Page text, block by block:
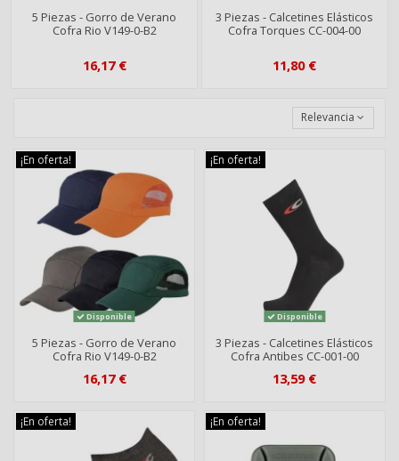
5 Piezas - Gorro de Verano
Cofra Rio V149-0-B2
16,17 €
3 Piezas - Calcetines Elásticos
Cofra Torques CC-004-00
11,80 €
Relevancia
¡En oferta!
Disponible
5 Piezas - Gorro de Verano
Cofra Rio V149-0-B2
16,17 €
¡En oferta!
Disponible
3 Piezas - Calcetines Elásticos
Cofra Antibes CC-001-00
13,59 €
¡En oferta! ¡En oferta!